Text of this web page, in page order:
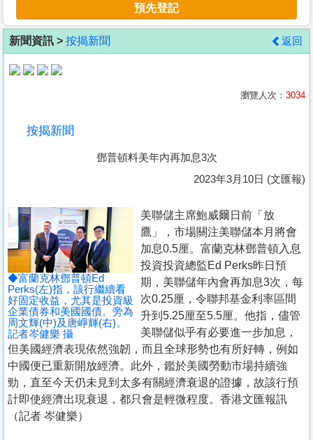
客
地
產
置
業
冊
關
於
我
們
預先登記
新聞資訊 > 按揭新聞 返回
瀏覽人次： 3034
按揭新聞
鄧普頓料美年內再加息3次
2023年3月10日 (文匯報)
◆富蘭克林鄧普頓Ed
Perks(左)指，該行繼續看
好固定收益，尤其是投資級
企業債券和美國國債。旁為
周文輝(中)及唐崢輝(右)。
記者岑健樂 攝
美聯儲主席鮑威爾日前「放
鷹」，市場關注美聯儲本月將會
加息0.5厘。富蘭克林鄧普頓入息
投資投資總監Ed Perks昨日預
期，美聯儲年內會再加息3次，每
次0.25厘，令聯邦基金利率區間
升到5.25厘至5.5厘。他指，儘管
美聯儲似乎有必要進一步加息，
但美國經濟表現依然強韌，而且全球形勢也有所好轉，例如
中國便已重新開放經濟。此外，鑑於美國勞動市場持續強
勁，直至今天仍未見到太多有關經濟衰退的證據，故該行預
計即使經濟出現衰退，都只會是輕微程度。香港文匯報訊
（記者 岑健樂）